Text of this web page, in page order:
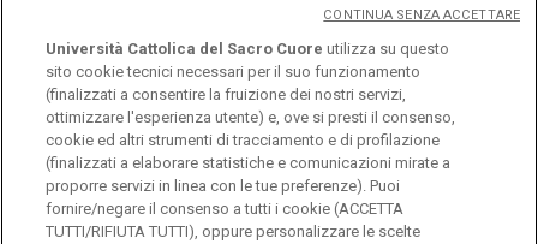
© Università Cattolica del Sacro Cuore
Largo A. Gemelli 1, 20123 Milano
PI 02133120150
Università Cattolica del Sacro Cuore utilizza su questo
sito cookie tecnici necessari per il suo funzionamento
(finalizzati a consentire la fruizione dei nostri servizi,
ottimizzare l'esperienza utente) e, ove si presti il consenso,
cookie ed altri strumenti di tracciamento e di profilazione
(finalizzati a elaborare statistiche e comunicazioni mirate a
proporre servizi in linea con le tue preferenze). Puoi
fornire/negare il consenso a tutti i cookie (ACCETTA
TUTTI/RIFIUTA TUTTI), oppure personalizzare le scelte
CONTINUA SENZA ACCETTARE